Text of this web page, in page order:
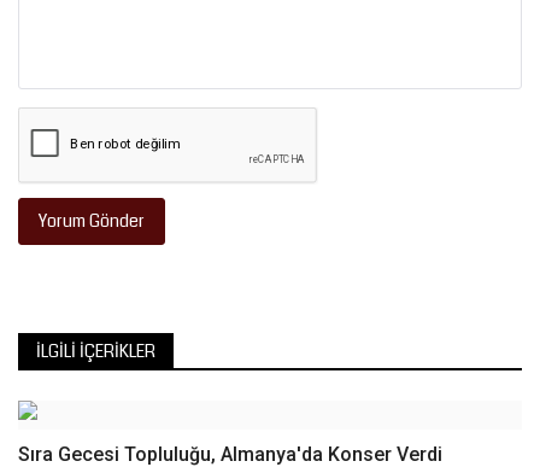
Yorum Gönder
İLGILI İÇERIKLER
Sıra Gecesi Topluluğu, Almanya'da Konser Verdi